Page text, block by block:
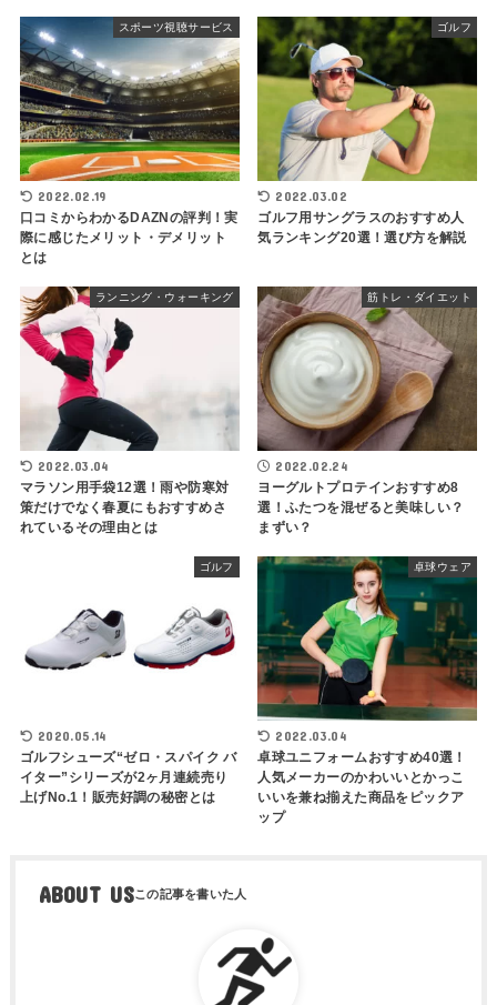
スポーツ視聴サービス
2022.02.19
口コミからわかるDAZNの評判！実
際に感じたメリット・デメリット
とは
ゴルフ
2022.03.02
ゴルフ用サングラスのおすすめ人
気ランキング20選！選び方を解説
ランニング・ウォーキング
2022.03.04
マラソン用手袋12選！雨や防寒対
策だけでなく春夏にもおすすめさ
れているその理由とは
筋トレ・ダイエット
2022.02.24
ヨーグルトプロテインおすすめ8
選！ふたつを混ぜると美味しい？
まずい？
ゴルフ
2020.05.14
ゴルフシューズ“ゼロ・スパイク バ
イター”シリーズが2ヶ月連続売り
上げNo.1！販売好調の秘密とは
卓球ウェア
2022.03.04
卓球ユニフォームおすすめ40選！
人気メーカーのかわいいとかっこ
いいを兼ね揃えた商品をピックア
ップ
ABOUT US